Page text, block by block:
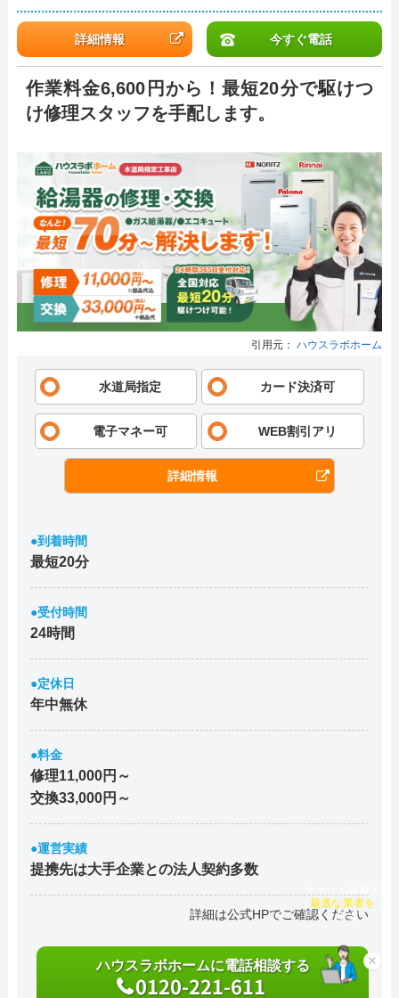
詳細情報 今すぐ電話
作業料金6,600円から！最短20分で駆けつ
け修理スタッフを手配します。
引用元： ハウスラボホーム
水道局指定 カード決済可
電子マネー可 WEB割引アリ
詳細情報
●到着時間
最短20分
●受付時間
24時間
●定休日
年中無休
●料金
修理11,000円～
交換33,000円～
●運営実績
提携先は大手企業との法人契約多数
詳細は公式HPでご確認ください
ハウスラボホームに電話相談する
0120-221-611
×
チャット診断で
最適な業者を
ご提案